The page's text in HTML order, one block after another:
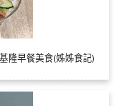
隆早餐美食(姊姊食記)